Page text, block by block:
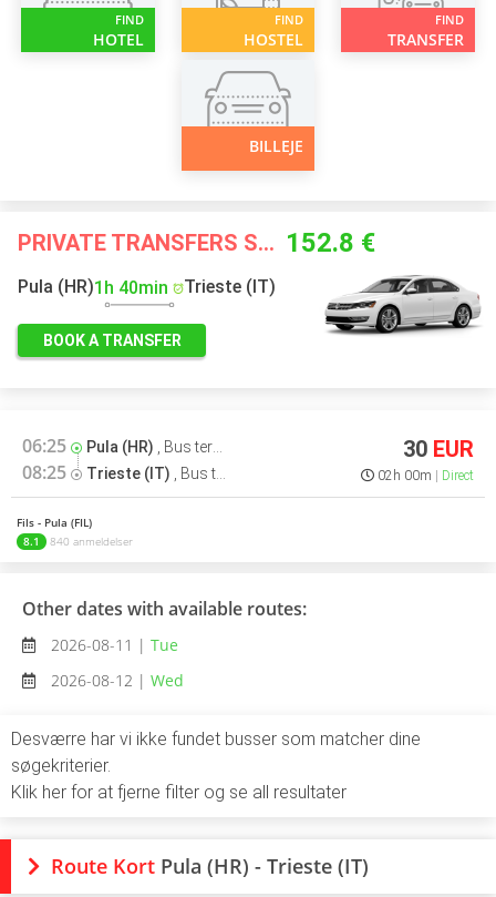
FIND
HOTEL
FIND
HOSTEL
FIND
TRANSFER
BILLEJE
PRIVATE TRANSFERS STARTING FROM 152.8 €
Pula (HR)1h 40min Trieste (IT)
BOOK A TRANSFER
06:25 Pula (HR) Bus terminal
08:25 Trieste (IT) Bus terminal
30 EUR
02h 00m Direct
Fils - Pula (FIL)
8.1
840 anmeldelser
Other dates with available routes:
2026-08-11 | Tue
2026-08-12 | Wed
Desværre har vi ikke fundet busser som matcher dine
søgekriterier.
Klik her for at fjerne filter og se all resultater
Route Kort Pula (HR) - Trieste (IT)